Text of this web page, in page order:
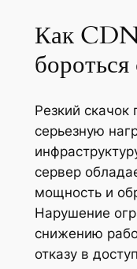
Как
Резкий
серьезную
сервер
мощность и
Нарушение
снижению
отказу в